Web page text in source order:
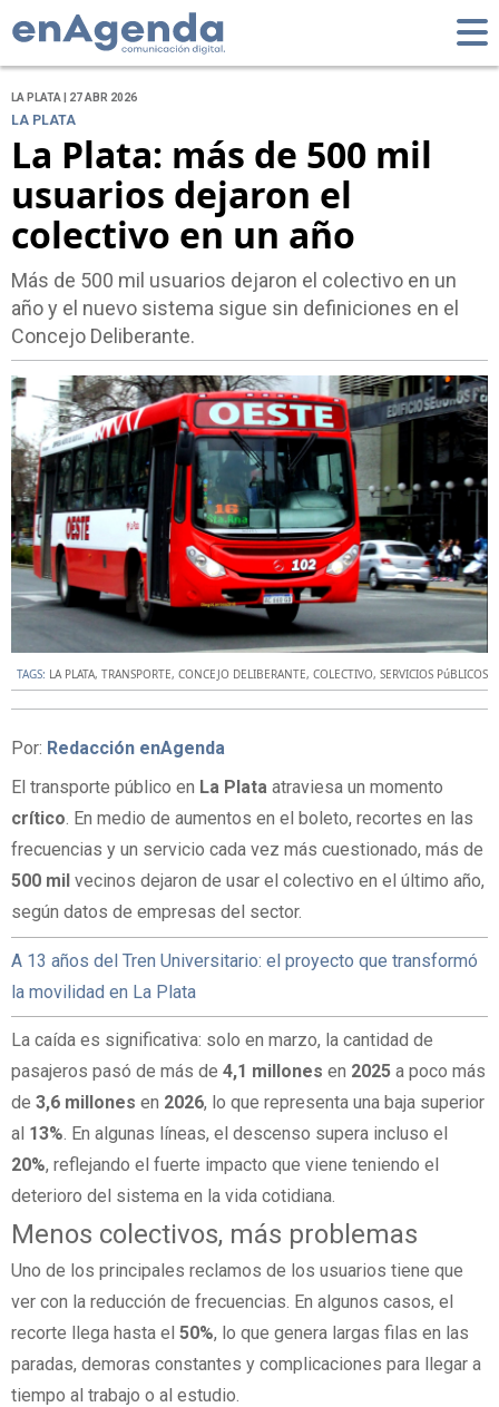
LA PLATA | 27 ABR 2026
LA PLATA
La Plata: más de 500 mil
usuarios dejaron el
colectivo en un año
Más de 500 mil usuarios dejaron el colectivo en un
año y el nuevo sistema sigue sin definiciones en el
Concejo Deliberante.
TAGS: LA PLATA, TRANSPORTE, CONCEJO DELIBERANTE, COLECTIVO, SERVICIOS PúBLICOS
Por: Redacción enAgenda
El transporte público en La Plata atraviesa un momento
crítico. En medio de aumentos en el boleto, recortes en las
frecuencias y un servicio cada vez más cuestionado, más de
500 mil vecinos dejaron de usar el colectivo en el último año,
según datos de empresas del sector.
A 13 años del Tren Universitario: el proyecto que transformó
la movilidad en La Plata
La caída es significativa: solo en marzo, la cantidad de
pasajeros pasó de más de 4,1 millones en 2025 a poco más
de 3,6 millones en 2026, lo que representa una baja superior
al 13%. En algunas líneas, el descenso supera incluso el
20%, reflejando el fuerte impacto que viene teniendo el
deterioro del sistema en la vida cotidiana.
Menos colectivos, más problemas
Uno de los principales reclamos de los usuarios tiene que
ver con la reducción de frecuencias. En algunos casos, el
recorte llega hasta el 50%, lo que genera largas filas en las
paradas, demoras constantes y complicaciones para llegar a
tiempo al trabajo o al estudio.